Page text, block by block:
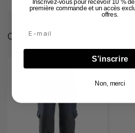
Complétez votre tenue
Inscrivez-vous pour recevoir 10 %
première commande et un accès
offres.
S’inscrire
Non, merci